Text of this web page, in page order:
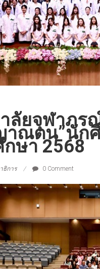
ลัยจุฬาภร
าณตน”นัก
ษา 2568
ธิการ 0 Comment